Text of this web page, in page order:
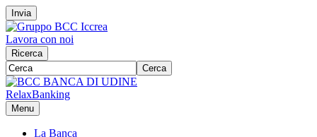
Invia
Lavora con noi
Ricerca
Cerca
RelaxBanking
Menu
La Banca